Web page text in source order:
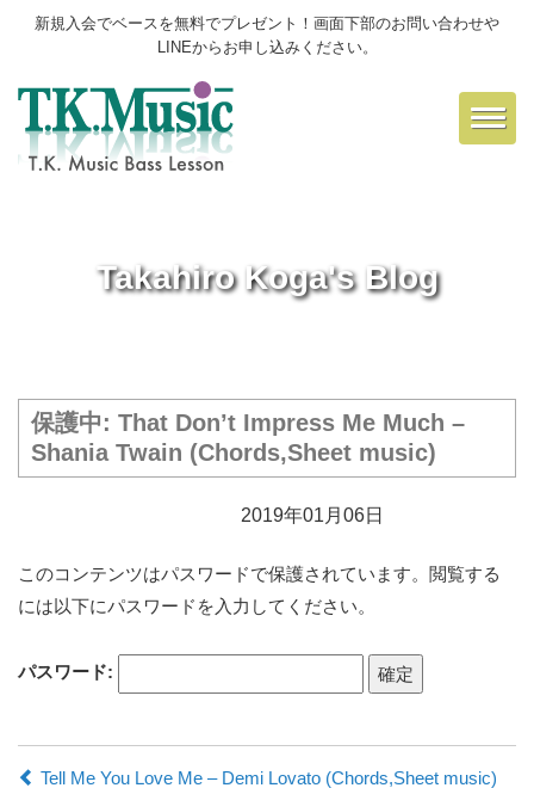
新規入会でベースを無料でプレゼント！画面下部のお問い合わせや
LINEからお申し込みください。
Takahiro Koga's Blog
保護中: That Don’t Impress Me Much –
Shania Twain (Chords,Sheet music)
2019年01月06日
このコンテンツはパスワードで保護されています。閲覧する
には以下にパスワードを入力してください。
パスワード:
Tell Me You Love Me – Demi Lovato (Chords,Sheet music)